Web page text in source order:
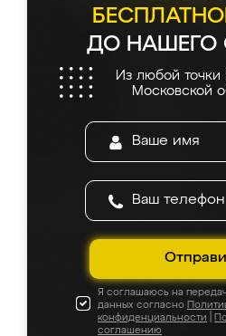
ДО НАШЕГО
Из любой
Московской
Я соглашаюсь на
данных согласно
конфиденциальности
соглашению